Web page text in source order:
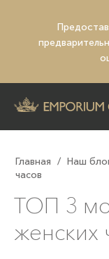
Главная / Наш
часов
ТОП 3
женских